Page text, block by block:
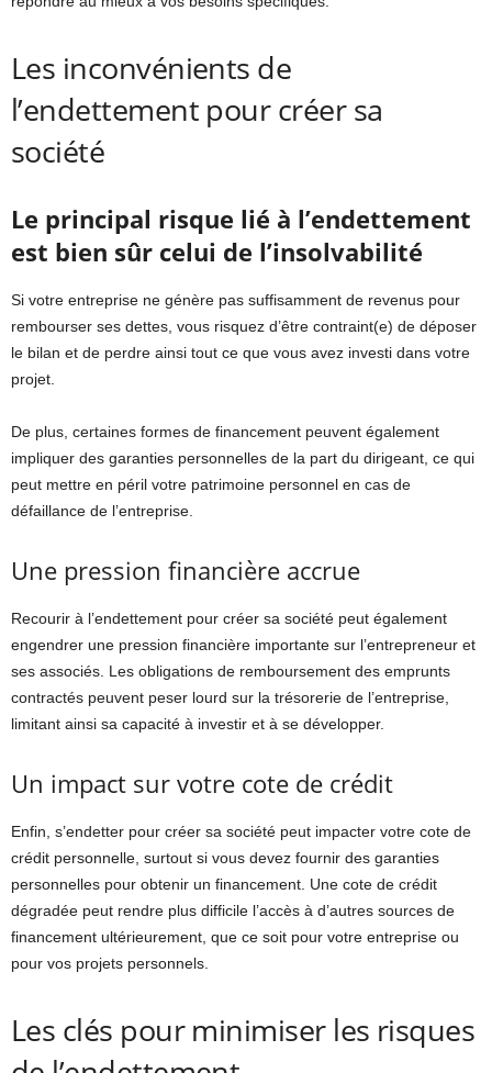
Les inconvénients de
l’endettement pour créer sa
société
Le principal risque lié à l’endettement
est bien sûr celui de l’insolvabilité
Si votre entreprise ne génère pas suffisamment de revenus pour
rembourser ses dettes, vous risquez d’être contraint(e) de déposer
le bilan et de perdre ainsi tout ce que vous avez investi dans votre
projet.
De plus, certaines formes de financement peuvent également
impliquer des garanties personnelles de la part du dirigeant, ce qui
peut mettre en péril votre patrimoine personnel en cas de
défaillance de l’entreprise.
Une pression financière accrue
Recourir à l’endettement pour créer sa société peut également
engendrer une pression financière importante sur l’entrepreneur et
ses associés. Les obligations de remboursement des emprunts
contractés peuvent peser lourd sur la trésorerie de l’entreprise,
limitant ainsi sa capacité à investir et à se développer.
Un impact sur votre cote de crédit
Enfin, s’endetter pour créer sa société peut impacter votre cote de
crédit personnelle, surtout si vous devez fournir des garanties
personnelles pour obtenir un financement. Une cote de crédit
dégradée peut rendre plus difficile l’accès à d’autres sources de
financement ultérieurement, que ce soit pour votre entreprise ou
pour vos projets personnels.
Les clés pour minimiser les risques